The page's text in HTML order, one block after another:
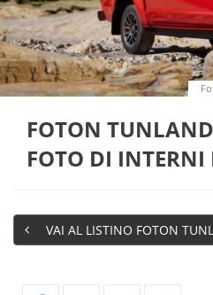
o
n
FOTON
FOTO DI INTERNI
VAI AL LISTINO FOTON